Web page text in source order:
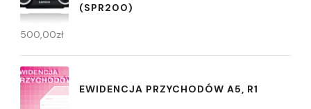
(SPR200)
500,00zł
EWIDENCJA PRZYCHODÓW A5, R1